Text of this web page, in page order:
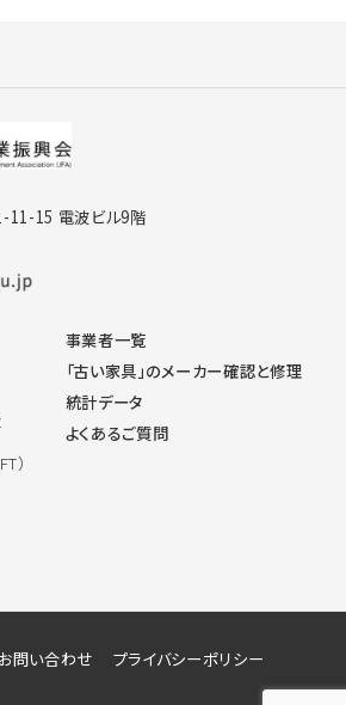
11-15 電波ビル9階
）
事業者一覧
「古い家具」のメーカー確認と修理
統計データ
よくあるご質問
お問い合わせ
プライバシーポリシー